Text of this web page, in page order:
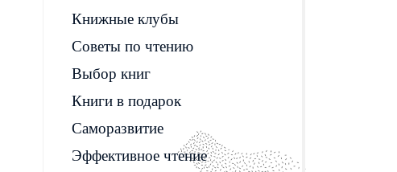
Книжные клубы
Советы по чтению
Выбор книг
Книги в подарок
Саморазвитие
Эффективное чтение